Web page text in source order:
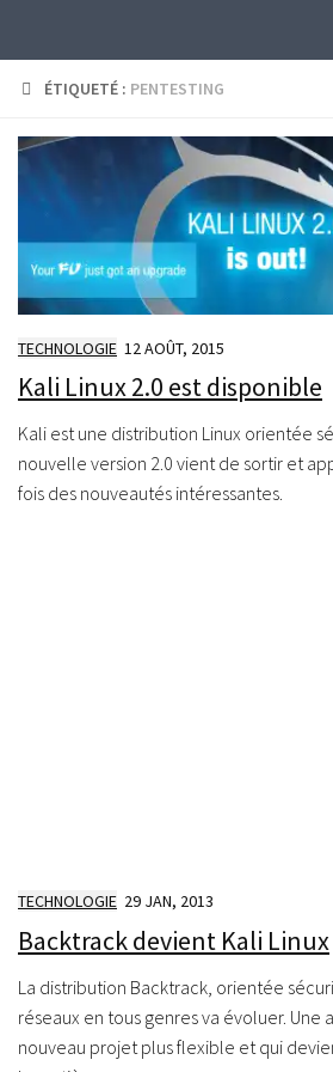
ÉTIQUETÉ : PENTESTING
TECHNOLOGIE 12 AOÛT, 2015
Kali Linux 2.0 est disponible
Kali est une distribution Linux orientée
nouvelle version 2.0 vient de sortir et
fois des nouveautés intéressantes.
TECHNOLOGIE 29 JAN, 2013
Backtrack devient Kali Linux
La distribution Backtrack, orientée
réseaux en tous genres va évoluer. Une
nouveau projet plus flexible et qui